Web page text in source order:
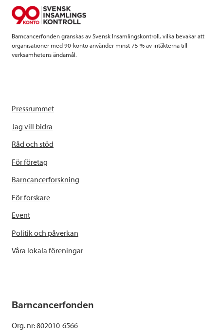
k
Barncancerfonden granskas av Svensk Insamlingskontroll, vilka bevakar att
organisationer med 90-konto använder minst 75 % av intäkterna till
verksamhetens ändamål.
Pressrummet
Jag vill bidra
Råd och stöd
För företag
Barncancerforskning
För forskare
Event
Politik och påverkan
Våra lokala föreningar
Barncancerfonden
Org. nr: 802010-6566